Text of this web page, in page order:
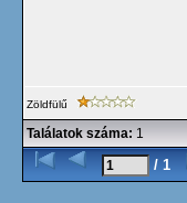
Zöldfülű
Találatok száma: 1
/ 1